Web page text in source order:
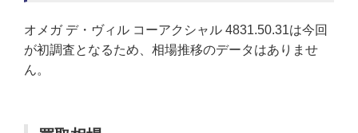
オメガ デ・ヴィル コーアクシャル 4831.50.31は今回
が初調査となるため、相場推移のデータはありませ
ん。